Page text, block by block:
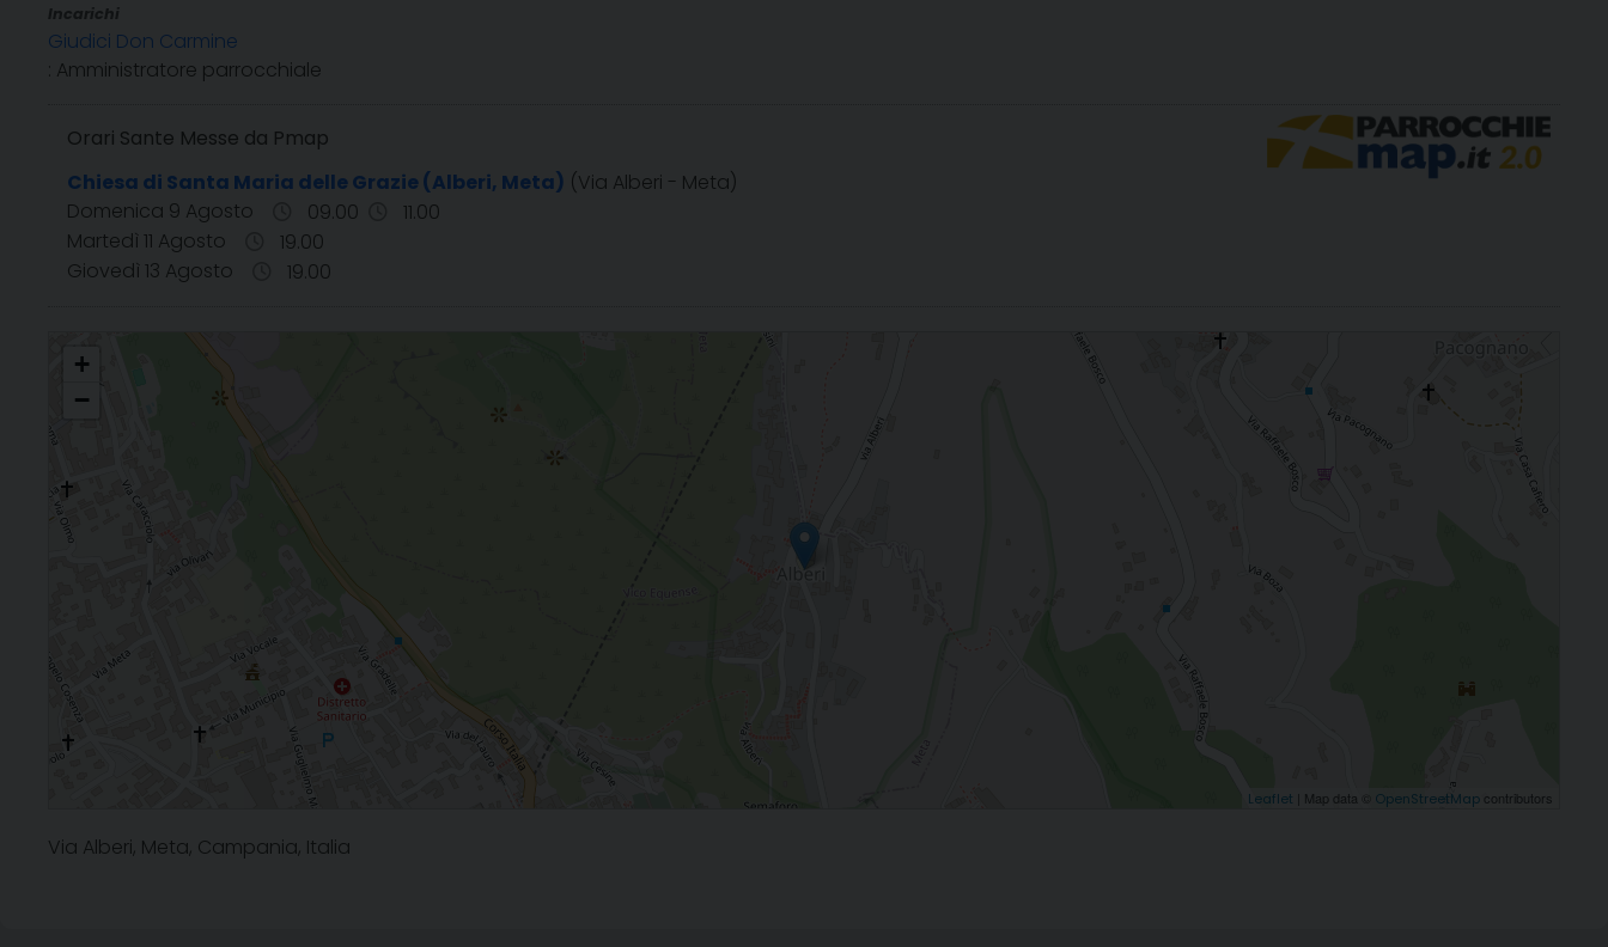
Incarichi
Giudici Don Carmine
: Amministratore parrocchiale
Orari Sante Messe da Pmap
Chiesa di Santa Maria delle Grazie (Alberi, Meta) (Via Alberi - Meta)
Domenica 9 Agosto
09.00
11.00
Martedì 11 Agosto
19.00
Giovedì 13 Agosto
19.00
Santa Maria delle Grazie - Loc. Alberi
+
−
Leaflet | Map data © OpenStreetMap contributors
Via Alberi, Meta, Campania, Italia